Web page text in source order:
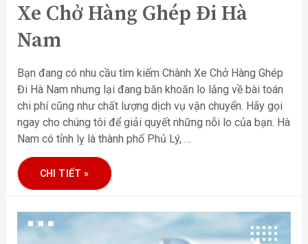
Xe Chở Hàng Ghép Đi Hà
Nam
Bạn đang có nhu cầu tìm kiếm Chành Xe Chở Hàng Ghép
Đi Hà Nam nhưng lại đang băn khoăn lo lắng về bài toán
chi phí cũng như chất lượng dịch vụ vận chuyển. Hãy gọi
ngay cho chúng tôi để giải quyết những nỗi lo của bạn. Hà
Nam có tỉnh lỵ là thành phố Phủ Lý, …
CHI TIẾT »